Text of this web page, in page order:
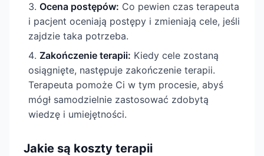
Ocena postępów: Co pewien czas terapeuta
i pacjent oceniają postępy i zmieniają cele, jeśli
zajdzie taka potrzeba.
Zakończenie terapii: Kiedy cele zostaną
osiągnięte, następuje zakończenie terapii.
Terapeuta pomoże Ci w tym procesie, abyś
mógł samodzielnie zastosować zdobytą
wiedzę i umiejętności.
Jakie są koszty terapii